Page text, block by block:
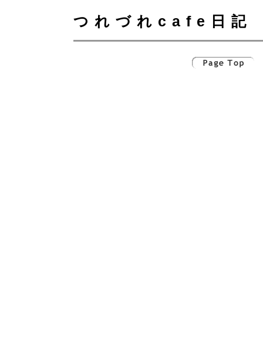
つれづれcafe日記